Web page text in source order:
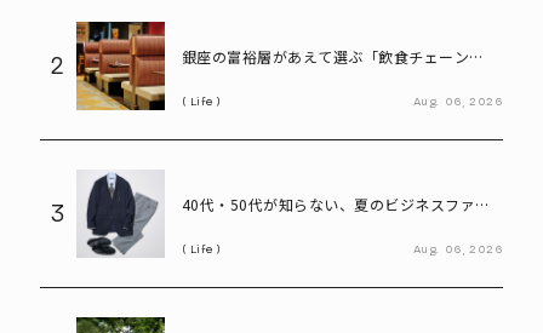
2
銀座の富裕層があえて選ぶ「飲食チェーン
Life Aug. 06, 2026
3
40代・50代が知らない、夏のビジネスファッ
Life Aug. 06, 2026